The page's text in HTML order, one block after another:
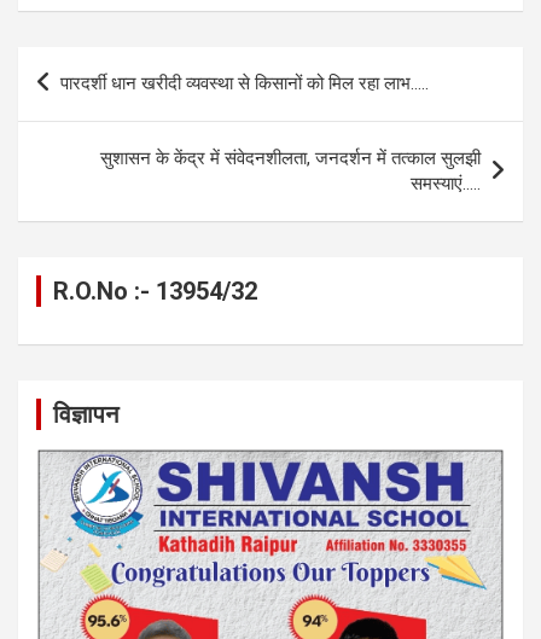
ce
b
o
o
se
g
er
at
s
A
p
p
e
gr
a
m
ail py
n
k
ar
Post
पारदर्शी धान खरीदी व्यवस्था से किसानों को मिल रहा लाभ…..
सुशासन के केंद्र में संवेदनशीलता, जनदर्शन में तत्काल सुलझी
समस्याएं…..
R.O.No :- 13954/32
विज्ञापन